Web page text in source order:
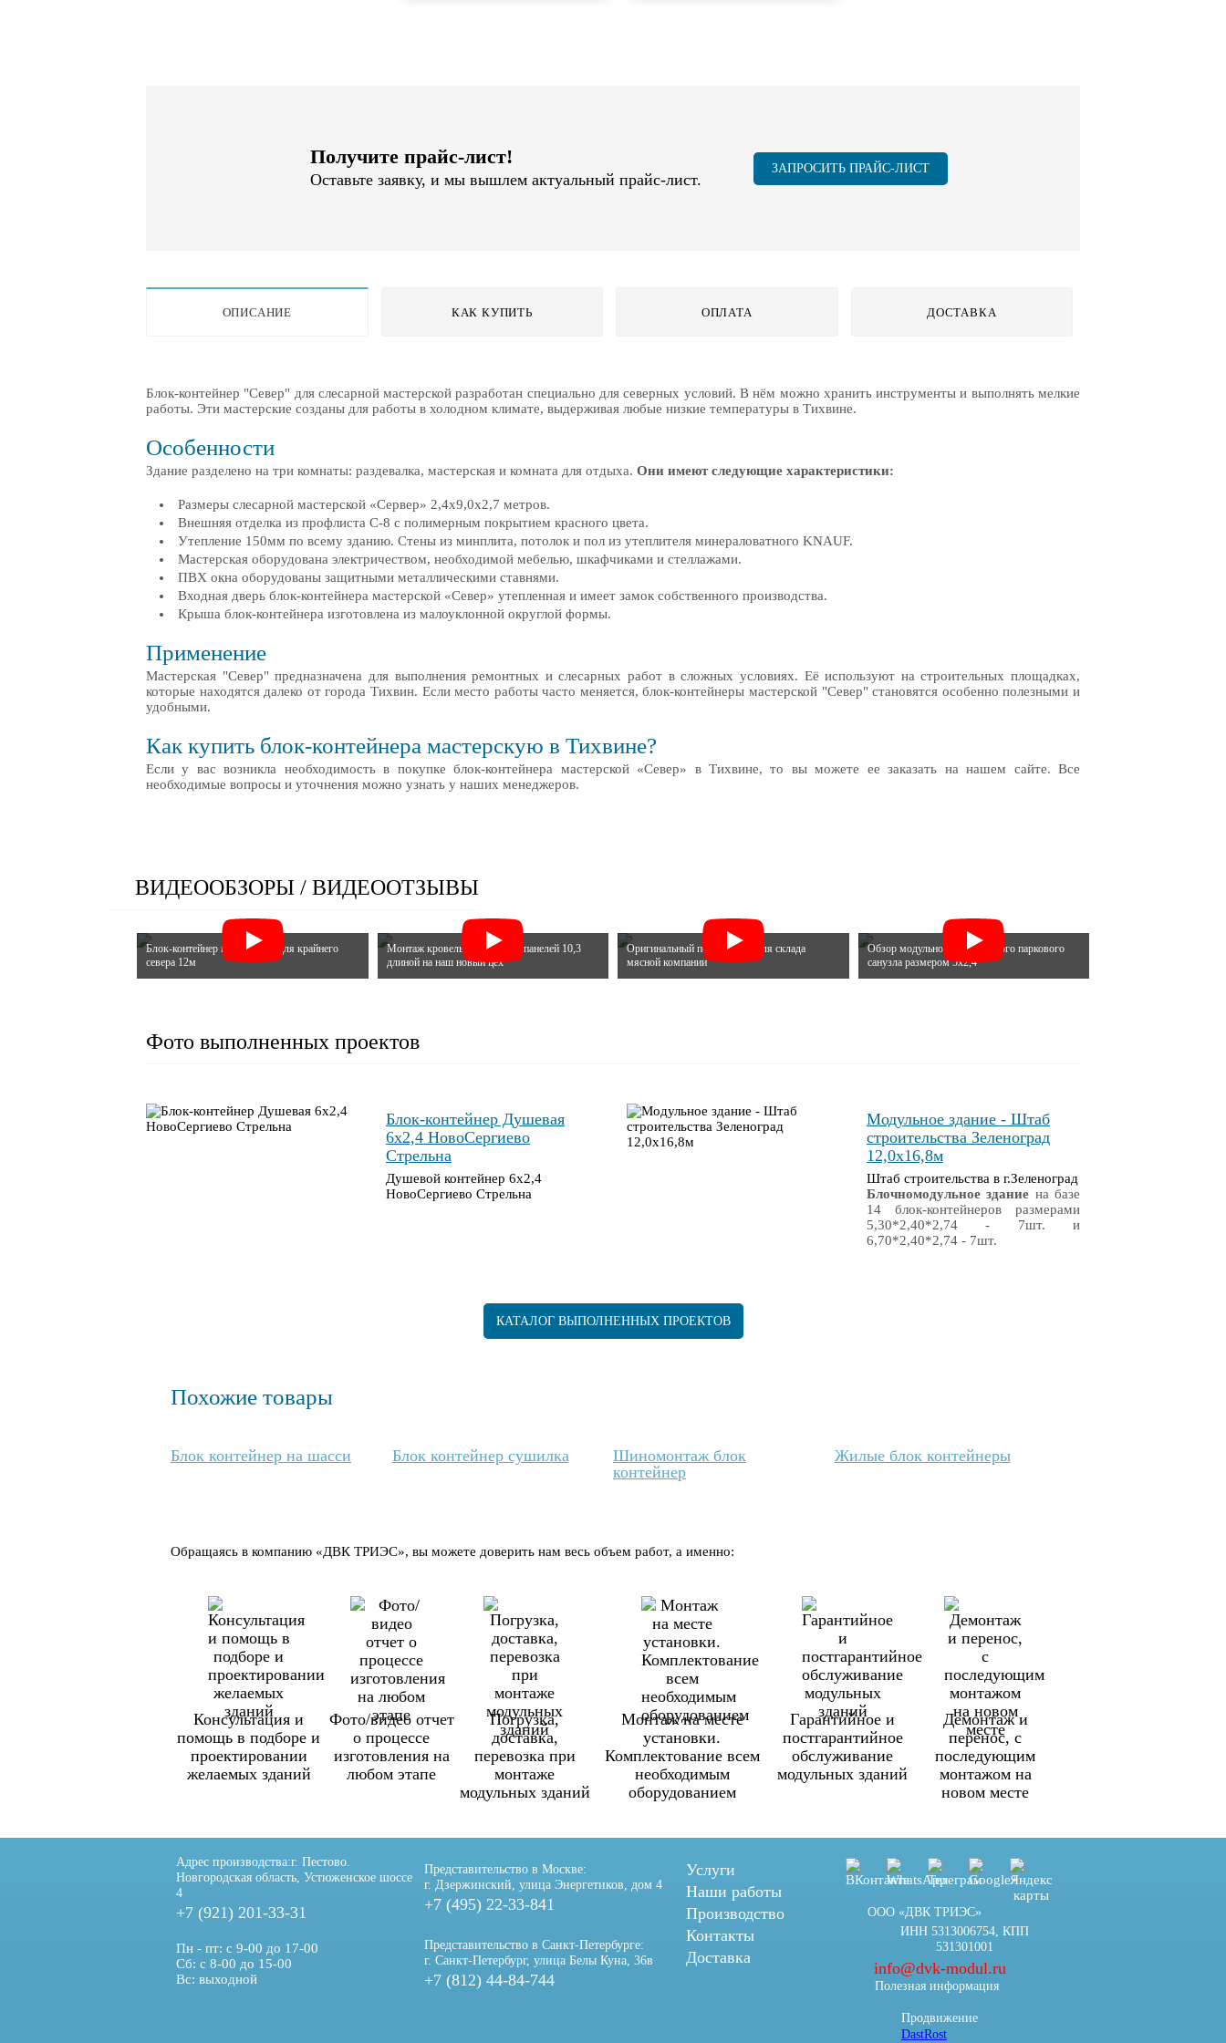
Получите прайс-лист!
Оставьте заявку, и мы вышлем актуальный прайс-лист.
ЗАПРОСИТЬ ПРАЙС-ЛИСТ
ОПИСАНИЕ КАК КУПИТЬ ОПЛАТА ДОСТАВКА
Блок-контейнер "Север" для слесарной мастерской разработан специально для северных условий. В нём можно хранить инструменты и выполнять мелкие
работы. Эти мастерские созданы для работы в холодном климате, выдерживая любые низкие температуры в Тихвине.
Особенности
Здание разделено на три комнаты: раздевалка, мастерская и комната для отдыха. Они имеют следующие характеристики:
Размеры слесарной мастерской «Сервер» 2,4х9,0х2,7 метров.
Внешняя отделка из профлиста С-8 с полимерным покрытием красного цвета.
Утепление 150мм по всему зданию. Стены из минплита, потолок и пол из утеплителя минераловатного KNAUF.
Мастерская оборудована электричеством, необходимой мебелью, шкафчиками и стеллажами.
ПВХ окна оборудованы защитными металлическими ставнями.
Входная дверь блок-контейнера мастерской «Север» утепленная и имеет замок собственного производства.
Крыша блок-контейнера изготовлена из малоуклонной округлой формы.
Применение
Мастерская "Север" предназначена для выполнения ремонтных и слесарных работ в сложных условиях. Её используют на строительных площадках,
которые находятся далеко от города Тихвин. Если место работы часто меняется, блок-контейнеры мастерской "Север" становятся особенно полезными и
удобными.
Как купить блок-контейнера мастерскую в Тихвине?
Если у вас возникла необходимость в покупке блок-контейнера мастерской «Север» в Тихвине, то вы можете ее заказать на нашем сайте. Все
необходимые вопросы и уточнения можно узнать у наших менеджеров.
ВИДЕООБЗОРЫ / ВИДЕООТЗЫВЫ
Блок-контейнер на полозьях для крайнего
севера 12м
Монтаж кровельных сэндвич панелей 10,3
длиной на наш новый цех
Оригинальный пост охраны для склада
мясной компании
Обзор модульного автономного паркового
санузла размером 5х2,4
Фото выполненных проектов
Блок-контейнер Душевая
6х2,4 НовоСергиево
Стрельна
Душевой контейнер 6х2,4
НовоСергиево Стрельна
Модульное здание - Штаб
строительства Зеленоград
12,0х16,8м
Штаб строительства в г.Зеленоград
Блочномодульное здание на базе
14 блок-контейнеров размерами
5,30*2,40*2,74 - 7шт. и
6,70*2,40*2,74 - 7шт.
Зеленоград.
КАТАЛОГ ВЫПОЛНЕННЫХ ПРОЕКТОВ
Похожие товары
Блок контейнер на шасси Блок контейнер сушилка
Шиномонтаж блок
контейнер
Жилые блок контейнеры
Обращаясь в компанию «ДВК ТРИЭС», вы можете доверить нам весь объем работ, а именно:
Консультация и
помощь в подборе и
проектировании
желаемых зданий
Фото/видео отчет
о процессе
изготовления на
любом этапе
Погрузка,
доставка,
перевозка при
монтаже
модульных зданий
Монтаж на месте
установки.
Комплектование всем
необходимым
оборудованием
Гарантийное и
постгарантийное
обслуживание
модульных зданий
Демонтаж и
перенос, с
последующим
монтажом на
новом месте
Адрес производства:г. Пестово.
Новгородская область, Устюженское шоссе
4
+7 (921) 201-33-31
Представительство в Москве:
г. Дзержинский, улица Энергетиков, дом 4
+7 (495) 22-33-841
Услуги
Наши работы
Производство
Контакты
Доставка
ООО «ДВК ТРИЭС»
ИНН 5313006754, КПП
531301001
info@dvk-modul.ru
Полезная информация
Пн - пт: с 9-00 до 17-00
Сб: с 8-00 до 15-00
Вс: выходной
Представительство в Санкт-Петербурге:
г. Санкт-Петербург, улица Белы Куна, 36в
+7 (812) 44-84-744
Продвижение
DastRost